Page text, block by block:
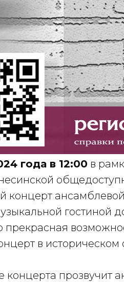
года в 12:00 в
концерт
гостиной
прекрасная
в историческом
концерта прозвучит